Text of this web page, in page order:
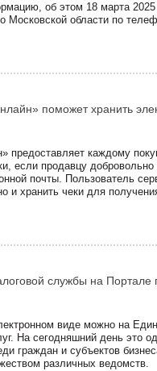
об этом 18 марта 2025
Московской области по
поможет хранить
предоставляет каждому
если продавцу
почты. Пользователь
и хранить чеки для
службы на Портале
виде можно на
На сегодняшний день это
граждан и субъектов
различных ведомств.